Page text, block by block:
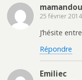
25 février 2014
J’hésite
Répondre
Emiliec